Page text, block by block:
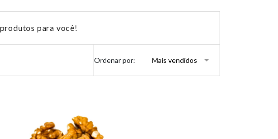
produtos para você!
Ordenar por: